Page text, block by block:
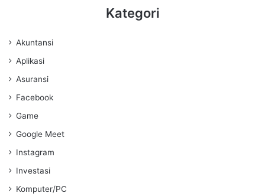
Kategori
Akuntansi
Aplikasi
Asuransi
Facebook
Game
Google Meet
Instagram
Investasi
Komputer/PC